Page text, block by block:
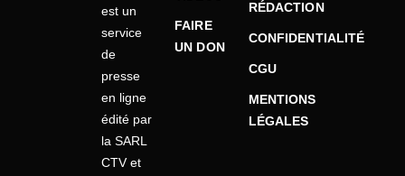
est un
service
de
presse
en ligne
édité par
la SARL
CTV et
FAIRE
UN DON
RÉDACTION
CONFIDENTIALITÉ
CGU
MENTIONS
LÉGALES